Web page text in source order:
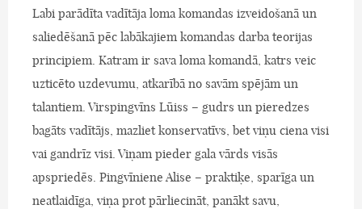
Labi parādīta vadītāja loma komandas izveidošanā un
saliedēšanā pēc labākajiem komandas darba teorijas
principiem. Katram ir sava loma komandā, katrs veic
uzticēto uzdevumu, atkarībā no savām spējām un
talantiem. Virspingvīns Lūiss – gudrs un pieredzes
bagāts vadītājs, mazliet konservatīvs, bet viņu ciena visi
vai gandrīz visi. Viņam pieder gala vārds visās
apspriedēs. Pingvīniene Alise – praktiķe, sparīga un
neatlaidīga, viņa prot pārliecināt, panākt savu,